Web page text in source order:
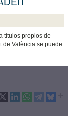
títulos propios de
de València se puede